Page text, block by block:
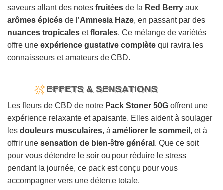
saveurs allant des notes fruitées de la Red Berry aux
arômes épicés de l’Amnesia Haze, en passant par des
nuances tropicales etflorales. Ce mélange de variétés
offre une expérience gustative complète qui ravira les
connaisseurs et amateurs de CBD.
EFFETS & SENSATIONS
Les fleurs de CBD de notre Pack Stoner 50G offrent une
expérience relaxante et apaisante. Elles aident à soulager
les douleurs musculaires, à améliorer le sommeil , et à
offrir une sensation de bien-être général . Que ce soit
pour vous détendre le soir ou pour réduire le stress
pendant la journée, ce pack est conçu pour vous
accompagner vers une détente totale.